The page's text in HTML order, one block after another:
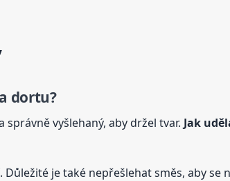
dortu?
správně vyšlehaný, aby držel tvar. Jak
je také nepřešlehat směs, aby se